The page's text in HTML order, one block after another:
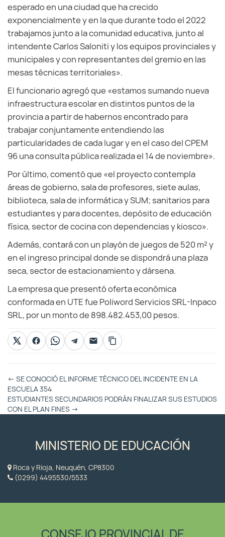
esperado en una ciudad que ha crecido
exponencialmente y en la que durante todo el 2022
trabajamos junto a la comunidad educativa, junto al
intendente Carlos Saloniti y los equipos provinciales y
municipales y con representantes del gremio en las
mesas técnicas territoriales».
El funcionario agregó que «estamos sumando nueva
infraestructura escolar en distintos puntos de la
provincia a partir de habernos encontrado para
trabajar conjuntamente entendiendo las
particularidades de cada lugar y en el caso del CPEM
96 una consulta pública realizada el 14 de noviembre».
Por último, comentó que «el proyecto contempla
áreas de gobierno, sala de profesores, siete aulas,
biblioteca, sala de informática y SUM; sanitarios para
estudiantes y para docentes, depósito de educación
física, sector de cocina con dependencias y kiosco».
Además, contará con un playón de juegos de 520 m² y
en el ingreso principal donde se dispondrá una plaza
seca, sector de estacionamiento y dársena.
La empresa que presentó oferta económica
conformada en UTE fue Poliword Servicios SRL-Inpaco
SRL, por un monto de 898.482.453,00 pesos.
Otras
Entradas
← SE CONOCIÓ EL INFORME TÉCNICO DEL INCIDENTE EN LA
ESCUELA 354
ESTUDIANTES SECUNDARIOS PODRÁN FINALIZAR SUS ESTUDIOS
CON EL PLAN FINES →
MINISTERIO DE EDUCACIÓN
Roca y Rioja, Neuquén, CP8300
(0299) 4495530/5533